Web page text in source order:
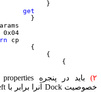
return